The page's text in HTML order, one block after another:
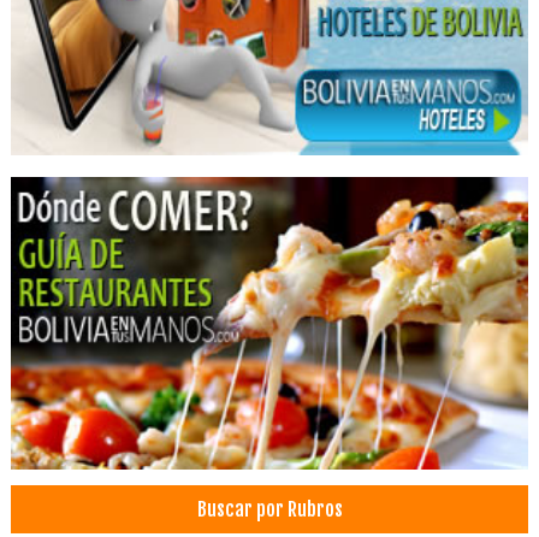
Alimentos Procesados
Distribución de Alimentos
Industrias Alimenticias
Jugos de Frutas
Salsas
Centro de Convenciones
Hoteles Resort
SPA
Salones de Eventos
Hospedajes
Hotelería
Banquetes y Recepciones
Hoteles de Sal
Buscar por Rubros